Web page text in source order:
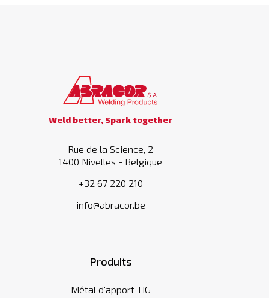
Weld better, Spark together
Rue de la Science, 2
1400 Nivelles - Belgique
+32 67 220 210
info@abracor.be
Produits
Métal d'apport TIG